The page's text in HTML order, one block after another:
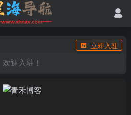
立即入驻
欢迎入驻！